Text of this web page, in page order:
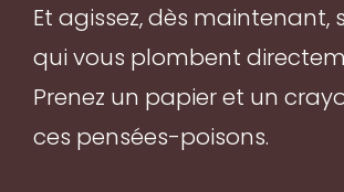
Et agissez, dès maintenant,
qui vous plombent
Prenez un papier et un
ces pensées-poisons.